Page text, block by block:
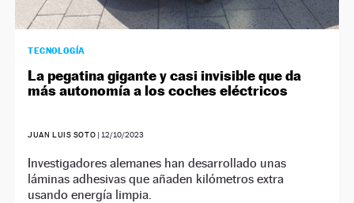
TECNOLOGÍA
La pegatina gigante y casi invisible que da
más autonomía a los coches eléctricos
JUAN LUIS SOTO | 12/10/2023
Investigadores alemanes han desarrollado unas
láminas adhesivas que añaden kilómetros extra
usando energía limpia.